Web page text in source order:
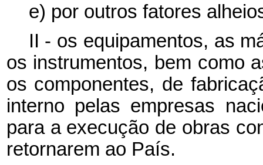
e) por outros fatores
II - os equipamentos, as
os instrumentos, bem como
os componentes, de
interno pelas empresas
para a execução de obras
retornarem ao País.